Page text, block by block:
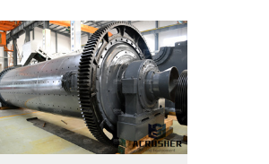
البشر و يسعون لامتلاكه، تقدم لكم
الموسوعة اليوم طرق التعرف على
صخور الذهب و كيفية تنقيتها و
استخراجه.